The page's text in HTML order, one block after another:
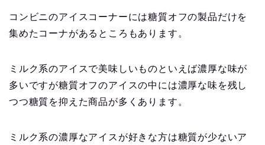
コンビニのアイスコーナーには糖質オフの製品だけを
集めたコーナがあるところもあります。
ミルク系のアイスで美味しいものといえば濃厚な味が
多いですが糖質オフのアイスの中には濃厚な味を残し
つつ糖質を抑えた商品が多くあります。
ミルク系の濃厚なアイスが好きな方は糖質が少ないア